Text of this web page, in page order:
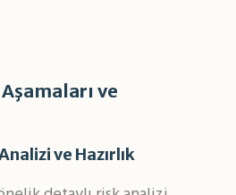
ve
ve Hazırlık